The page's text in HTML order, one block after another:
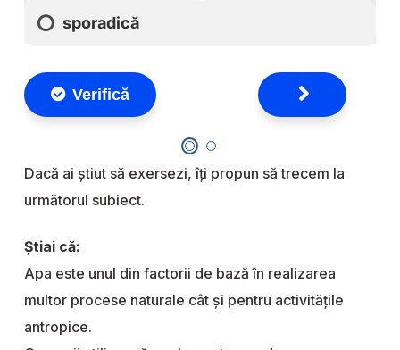
Dacă ai știut să exersezi, îți propun să trecem la
următorul subiect.
Știai că:
Apa este unul din factorii de bază în realizarea
multor procese naturale cât și pentru activitățile
antropice.